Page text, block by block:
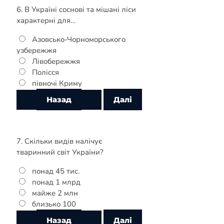
6. В Україні соснові та мішані ліси
характерні для…
Азовсько-Чорноморського
узбережжя
Лівобережжя
Полісся
півночі Криму
7. Скільки видів налічує
тваринний світ України?
понад 45 тис.
понад 1 млрд
майже 2 млн
близько 100